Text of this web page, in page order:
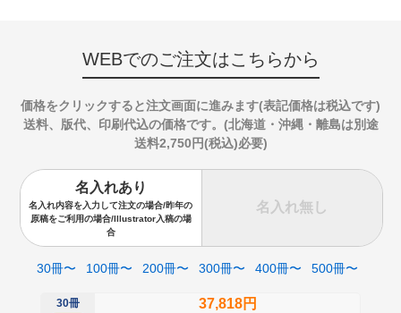
WEBでのご注文はこちらから
価格をクリックすると注文画面に進みます(表記価格は税込です)
送料、版代、印刷代込の価格です。(北海道・沖縄・離島は別途
送料2,750円(税込)必要)
名入れあり
名入れ内容を入力して注文の場合/昨年の
原稿をご利用の場合/Illustrator入稿の場
合
名入れ無し
30冊〜 100冊〜 200冊〜 300冊〜 400冊〜 500冊〜
30冊 37,818円